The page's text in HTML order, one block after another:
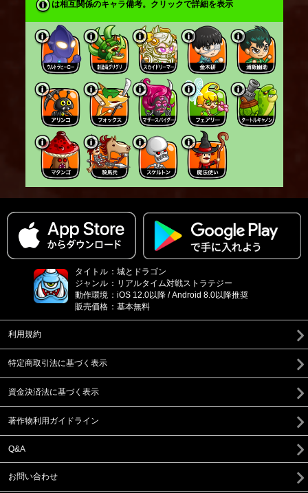
は相互関係のキャラ備考。クリックで詳細を表示
タイトル ： 城とドラゴン
ジャンル ： リアルタイム対戦ストラテジー
動作環境 ： iOS 12.0以降 / Android 8.0以降推奨
販売価格 ： 基本無料
利用規約
特定商取引法に基づく表示
資金決済法に基づく表示
著作物利用ガイドライン
Q&A
お問い合わせ